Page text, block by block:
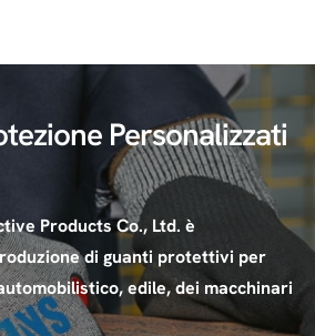
Personalizzati
Products Co., Ltd. è
di guanti protettivi per
edile, dei macchinari